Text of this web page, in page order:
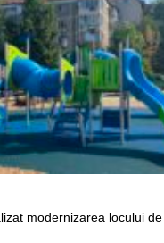
modernizarea locului